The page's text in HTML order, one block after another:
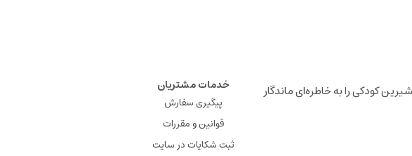
کودکی را به خاطره‌ای ماندگار
خدمات مشتریان
پیگیری سفارش
قوانین و مقررات
ثبت شکایات در سایت